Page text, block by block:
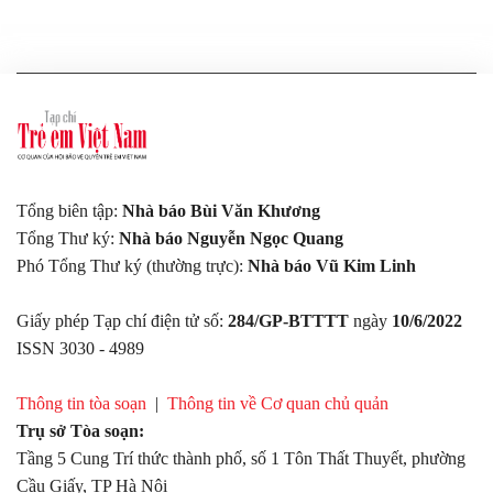
Tổng biên tập: Nhà báo Bùi Văn Khương
Tổng Thư ký: Nhà báo Nguyễn Ngọc Quang
Phó Tổng Thư ký (thường trực): Nhà báo Vũ Kim Linh
Giấy phép Tạp chí điện tử số: 284/GP-BTTTT ngày 10/6/2022
ISSN 3030 - 4989
Thông tin tòa soạn | Thông tin về Cơ quan chủ quản
Trụ sở Tòa soạn:
Tầng 5 Cung Trí thức thành phố, số 1 Tôn Thất Thuyết, phường
Cầu Giấy, TP Hà Nội